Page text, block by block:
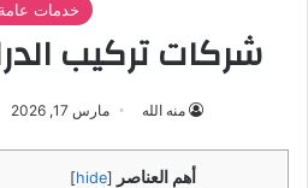
خدمات عامة
شركات تركيب
منه الله مارس 17, 2026
أهم العناصر [
hide
]